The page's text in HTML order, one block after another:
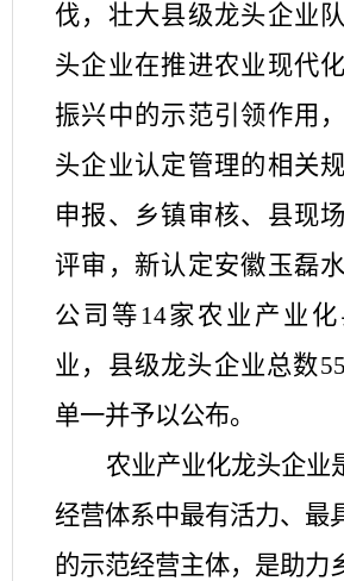
伐，壮大县级龙头企业
头企业在推进农业现代
振兴中的示范引领作用
头企业认定管理的相关
申报、乡镇审核、县现
评审，新认定安徽玉磊
公司 等 14家农业产业
业，县级龙头企业总数
单一并予以公布。
农业产业化龙头企业
经营体系中最有活力、最
的示范经营主体，是助力